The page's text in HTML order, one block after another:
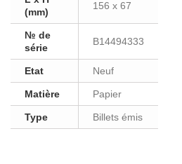
(mm)
156 x 67
№ de
série
B14494333
Etat Neuf
Matière Papier
Type Billets émis